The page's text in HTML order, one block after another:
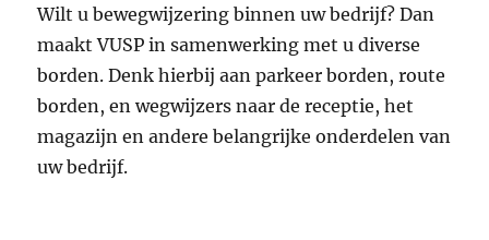
Wilt u bewegwijzering binnen uw bedrijf? Dan
maakt VUSP in samenwerking met u diverse
borden. Denk hierbij aan parkeer borden, route
borden, en wegwijzers naar de receptie, het
magazijn en andere belangrijke onderdelen van
uw bedrijf.